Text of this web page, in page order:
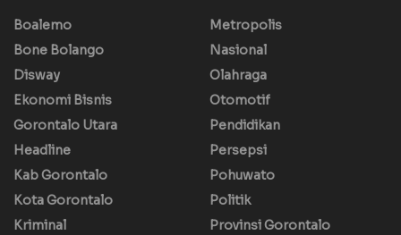
Boalemo
Bone Bolango
Disway
Ekonomi Bisnis
Gorontalo Utara
Headline
Kab Gorontalo
Kota Gorontalo
Kriminal
Metropolis
Nasional
Olahraga
Otomotif
Pendidikan
Persepsi
Pohuwato
Politik
Provinsi Gorontalo